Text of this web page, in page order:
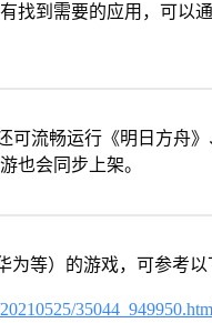
找到需要的应用，可以
可流畅运行《明日方舟
也会同步上架。
为等）的游戏，可参考以